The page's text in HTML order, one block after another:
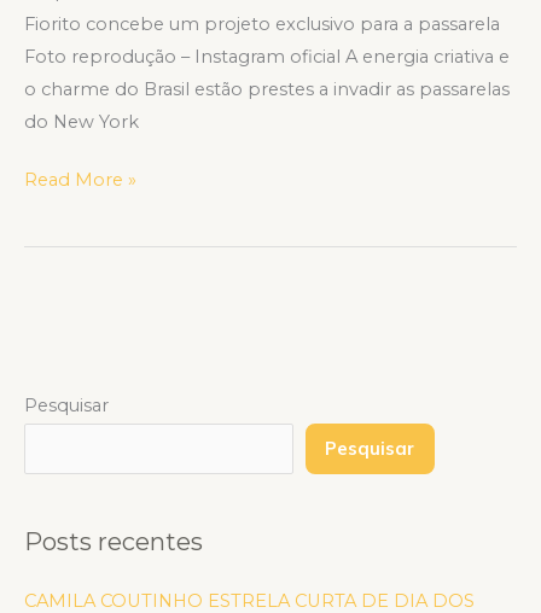
Fiorito concebe um projeto exclusivo para a passarela
Foto reprodução – Instagram oficial A energia criativa e
o charme do Brasil estão prestes a invadir as passarelas
do New York
Read More »
Pesquisar
Pesquisar
Posts recentes
CAMILA COUTINHO ESTRELA CURTA DE DIA DOS